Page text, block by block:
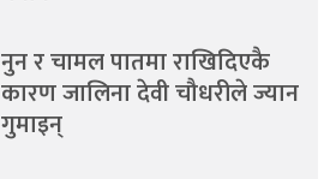
नुन र चामल पातमा राखिदिएकै
कारण जालिना देवी चौधरीले ज्यान
गुमाइन्